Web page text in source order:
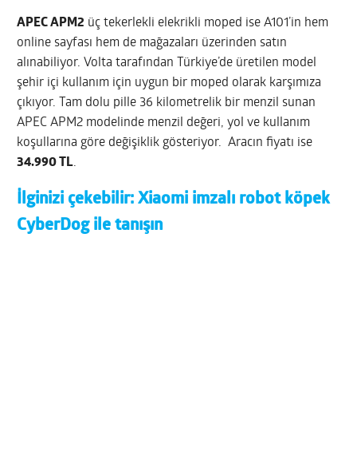
APEC APM2 üç tekerlekli elekrikli moped ise A101’in hem
online sayfası hem de mağazaları üzerinden satın
alınabiliyor. Volta tarafından Türkiye’de üretilen model
şehir içi kullanım için uygun bir moped olarak karşımıza
çıkıyor. Tam dolu pille 36 kilometrelik bir menzil sunan
APEC APM2 modelinde menzil değeri, yol ve kullanım
koşullarına göre değişiklik gösteriyor. Aracın fiyatı ise
34.990 TL.
İlginizi çekebilir:Xiaomi imzalı robot köpek
CyberDog ile tanışın